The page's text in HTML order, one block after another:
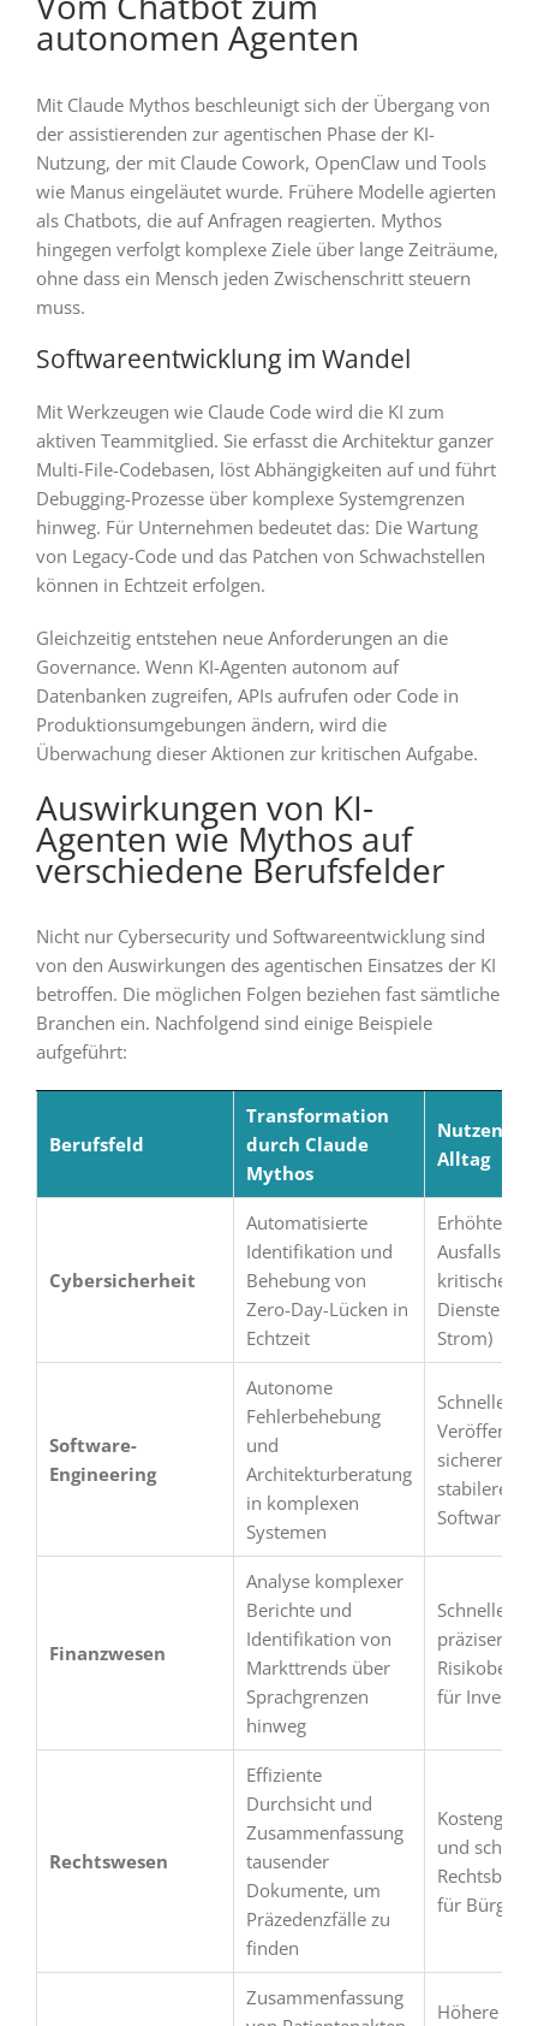
autonomen Agenten
Mit Claude Mythos beschleunigt sich der Übergang von
der assistierenden zur agentischen Phase der KI-
Nutzung, der mit Claude Cowork, OpenClaw und Tools
wie Manus eingeläutet wurde. Frühere Modelle agierten
als Chatbots, die auf Anfragen reagierten. Mythos
hingegen verfolgt komplexe Ziele über lange Zeiträume,
ohne dass ein Mensch jeden Zwischenschritt steuern
muss.
Softwareentwicklung im Wandel
Mit Werkzeugen wie Claude Code wird die KI zum
aktiven Teammitglied. Sie erfasst die Architektur ganzer
Multi-File-Codebasen, löst Abhängigkeiten auf und führt
Debugging-Prozesse über komplexe Systemgrenzen
hinweg. Für Unternehmen bedeutet das: Die Wartung
von Legacy-Code und das Patchen von Schwachstellen
können in Echtzeit erfolgen.
Gleichzeitig entstehen neue Anforderungen an die
Governance. Wenn KI-Agenten autonom auf
Datenbanken zugreifen, APIs aufrufen oder Code in
Produktionsumgebungen ändern, wird die
Überwachung dieser Aktionen zur kritischen Aufgabe.
Auswirkungen von KI-
Agenten wie Mythos auf
verschiedene Berufsfelder
Nicht nur Cybersecurity und Softwareentwicklung sind
von den Auswirkungen des agentischen Einsatzes der KI
betroffen. Die möglichen Folgen beziehen fast sämtliche
Branchen ein. Nachfolgend sind einige Beispiele
aufgeführt:
Berufsfeld
Transformation
durch Claude
Mythos
Nutzen im
Alltag
Cybersicherheit
Automatisierte
Identifikation und
Behebung von
Zero-Day-Lücken in
Echtzeit
Erhöhte
kritischer
Dienste
Strom)
Software-
Engineering
Autonome
Fehlerbehebung
und
Architekturberatung
in komplexen
Systemen
Schnellere
sicherer
stabilerer
Software
Finanzwesen
Analyse komplexer
Berichte und
Identifikation von
Markttrends über
Sprachgrenzen
hinweg
Schnellere
präzisere
für
Rechtswesen
Effiziente
Durchsicht und
Zusammenfassung
tausender
Dokumente, um
Präzedenzfälle zu
finden
und
für Bürger
Zusammenfassung
Höhere